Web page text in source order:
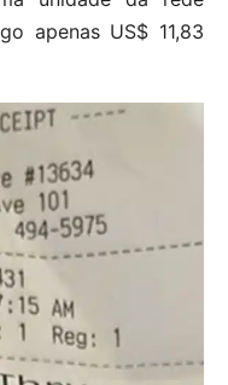
apenas US$ 11,83